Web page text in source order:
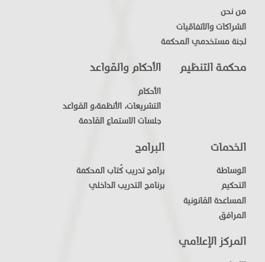
من نحن
الشراكات والاتفاقيات
لجنة مستخدمي المحكمة
محكمة التنظيم الأحكام والقواعد
الأحكام
التشريعات، الأنظمة،و القواعد
جلسات الاستماع القادمة
الخدمات
الوساطة
التحكيم
المساعدة القانونية
المرافق
البرامج
برامج تدريب كُتاب المحكمة
برنامج التدريب الداخلي
المركز الإعلامي